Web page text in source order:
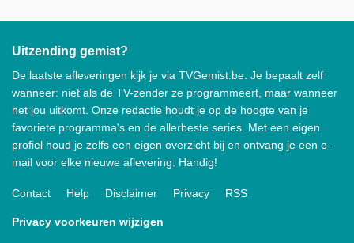
Uitzending gemist?
De laatste afleveringen kijk je via TVGemist.be. Je bepaalt zelf
wanneer: niet als de TV-zender ze programmeert, maar wanneer
het jou uitkomt. Onze redactie houdt je op de hoogte van je
favoriete programma's en de allerbeste series. Met een eigen
profiel houd je zelfs een eigen overzicht bij en ontvang je een e-
mail voor elke nieuwe aflevering. Handig!
Contact Help Disclaimer Privacy RSS
Privacy voorkeuren wijzigen